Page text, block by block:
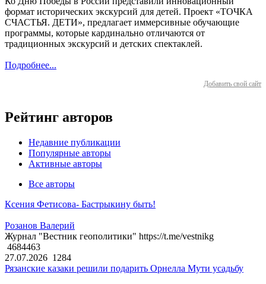
формат исторических экскурсий для детей. Проект «ТОЧКА
СЧАСТЬЯ. ДЕТИ», предлагает иммерсивные обучающие
программы, которые кардинально отличаются от
традиционных экскурсий и детских спектаклей.
Подробнее...
Добавить свой сайт
Рейтинг авторов
Недавние публикации
Популярные авторы
Активные авторы
Все авторы
Ксения Фетисова- Бастрыкину быть!
Розанов Валерий
Журнал "Вестник геополитики" https://t.me/vestnikg
4684463
27.07.2026 1284
Рязанские казаки решили подарить Орнелла Мути усадьбу